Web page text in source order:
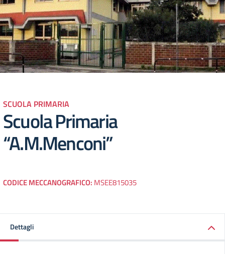
SCUOLA PRIMARIA
Scuola Primaria
“A.M.Menconi”
CODICE MECCANOGRAFICO: MSEE815035
Dettagli